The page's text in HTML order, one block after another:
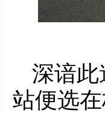
深谙此
站便选